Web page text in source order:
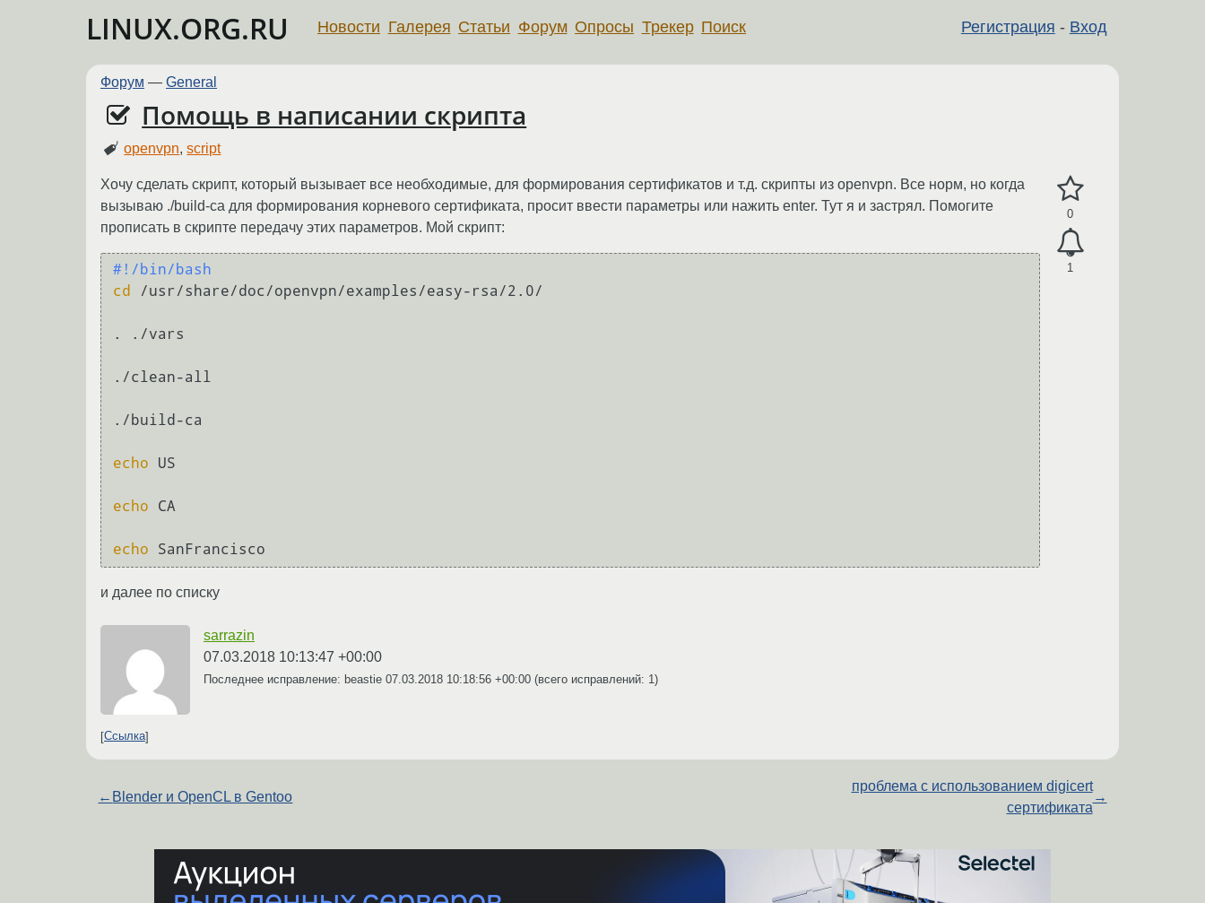
LINUX.ORG.RU Регистрация - Вход
Новости Галерея Статьи Форум Опросы Трекер Поиск
Форум — General
Помощь в написании скрипта
openvpn,script
0
1
Хочу сделать скрипт, который вызывает все необходимые, для формирования сертификатов и т.д. скрипты из openvpn. Все норм, но когда
вызываю ./build-ca для формирования корневого сертификата, просит ввести параметры или нажить enter. Тут я и застрял. Помогите
прописать в скрипте передачу этих параметров. Мой скрипт:
#!/bin/bash
cd
/usr/share/doc/openvpn/examples/easy-rsa/2.0/
. ./vars
./clean-all
./build-ca
echo US
echo CA
echo
и далее по списку
sarrazin
07.03.2018 10:13:47 +00:00
Последнее исправление: beastie 07.03.2018 10:18:56 +00:00 (всего исправлений: 1)
Ссылка
← Blender и OpenCL в Gentoo
проблема с использованием digicert
сертификата
→